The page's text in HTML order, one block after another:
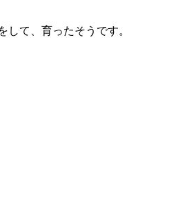
して、育ったそうです。